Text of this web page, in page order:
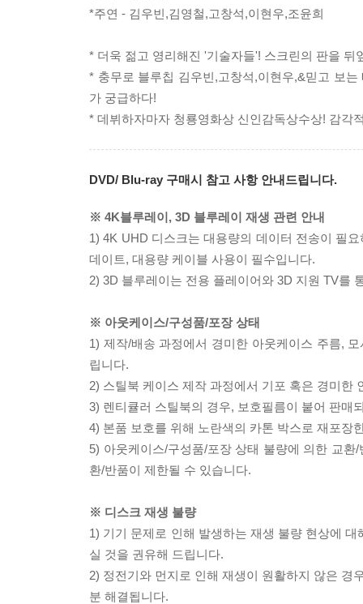
*주연 - 김우빈,김영철,고창석,이현우,조윤희
* 더욱 젊고 영리해진 '기술자들'! 스크린의 판을 뒤
* 충무로 블루칩 김우빈,고창석,이현우,&믿고 보
가 궁급하다!
* 데뷔하자마자 청룡영화상 신인감독상수상! 감각
DVD/ Blu-ray 구매시 참고 사항 안내드립니다.
※ 4K블루레이, 3D 블루레이 재생 관련 안내
1) 4K UHD 디스크는 대용량의 데이터 전송이 필
데이트, 대용량 케이블 사용이 필수입니다.
2) 3D 블루레이는 전용 플레이어와 3D 지원 TV를
※ 아웃케이스/구성품/포장 상태
1) 제작/배송 과정에서 경미한 아웃케이스 주름,
립니다.
2) 스틸북 케이스 제작 과정에서 기포 혹은 경미한
3) 렌티큘러 스틸북의 경우, 보호필름이 붙어 판매
4) 본품 보호를 위해 노란색의 카톤 박스로 재포장
5) 아웃케이스/구성품/포장 상태 불량에 의한 교
환/반품이 제한될 수 있습니다.
※ 디스크 재생 불량
1) 기기 문제로 인해 발생하는 재생 불량 현상에
실 것을 권유해 드립니다.
2) 정전기와 먼지로 인해 재생이 원활하지 않은 경
분 해결됩니다.